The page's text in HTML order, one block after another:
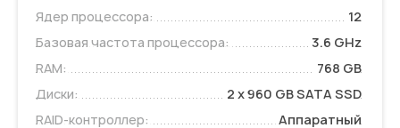
Ядер процессора:
12
Базовая частота процессора:
3.6 GHz
RAM:
768 GB
Диски:
2 x 960 GB SATA SSD
RAID-контроллер:
Аппаратный